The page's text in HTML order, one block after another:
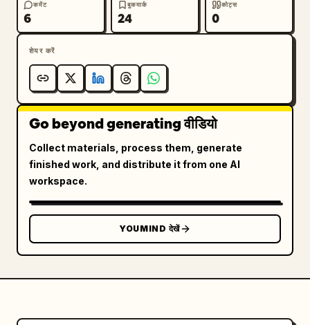
कमेंट
6
बुकमार्क
24
कोट्स
0
शेयर करें
Go beyond generating वीडियो
Collect materials, process them, generate
finished work, and distribute it from one AI
workspace.
YOUMIND देखें